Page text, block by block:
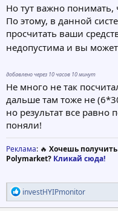
Но тут важно понимать,
По этому, в данной
просчитать ваши
недопустима и вы
добавлено через 10 часов 10 минут
Не много не так
дальше там тоже не
но результат все
поняли!
Реклама: 🔥 Хочешь получить
Polymarket? Кликай сюда!
Р
е
investHYIPmonitor